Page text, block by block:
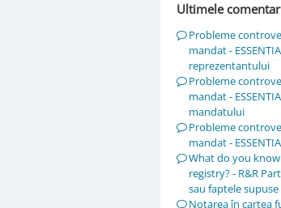
Ultimele
Probleme
mandat -
reprezentantului
Probleme
mandat -
mandatului
Probleme
mandat -
What do you
registry? - R&R
sau faptele
Notarea în cartea